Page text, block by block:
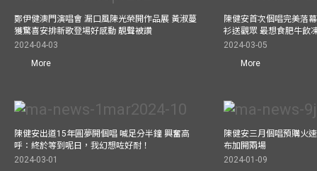
鄭伊健澳門演唱會 漏口風陳光榮開作品展 黃淑蔓
獲驚喜安排新歌登場好感動 靚聲被讚
2024-04-03
More
陳健安首次個唱完美落
衫送觀眾 最想食肥牛飲
2024-03-05
More
陳健安出道15年圓夢開個唱 喊足分半鐘 興奮高
呼：終於等到呢日，我幻想咗好耐！
2024-03-01
陳健安三月個唱預購火
布加開兩場
2024-01-09